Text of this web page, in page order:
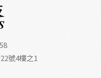
號4樓之1